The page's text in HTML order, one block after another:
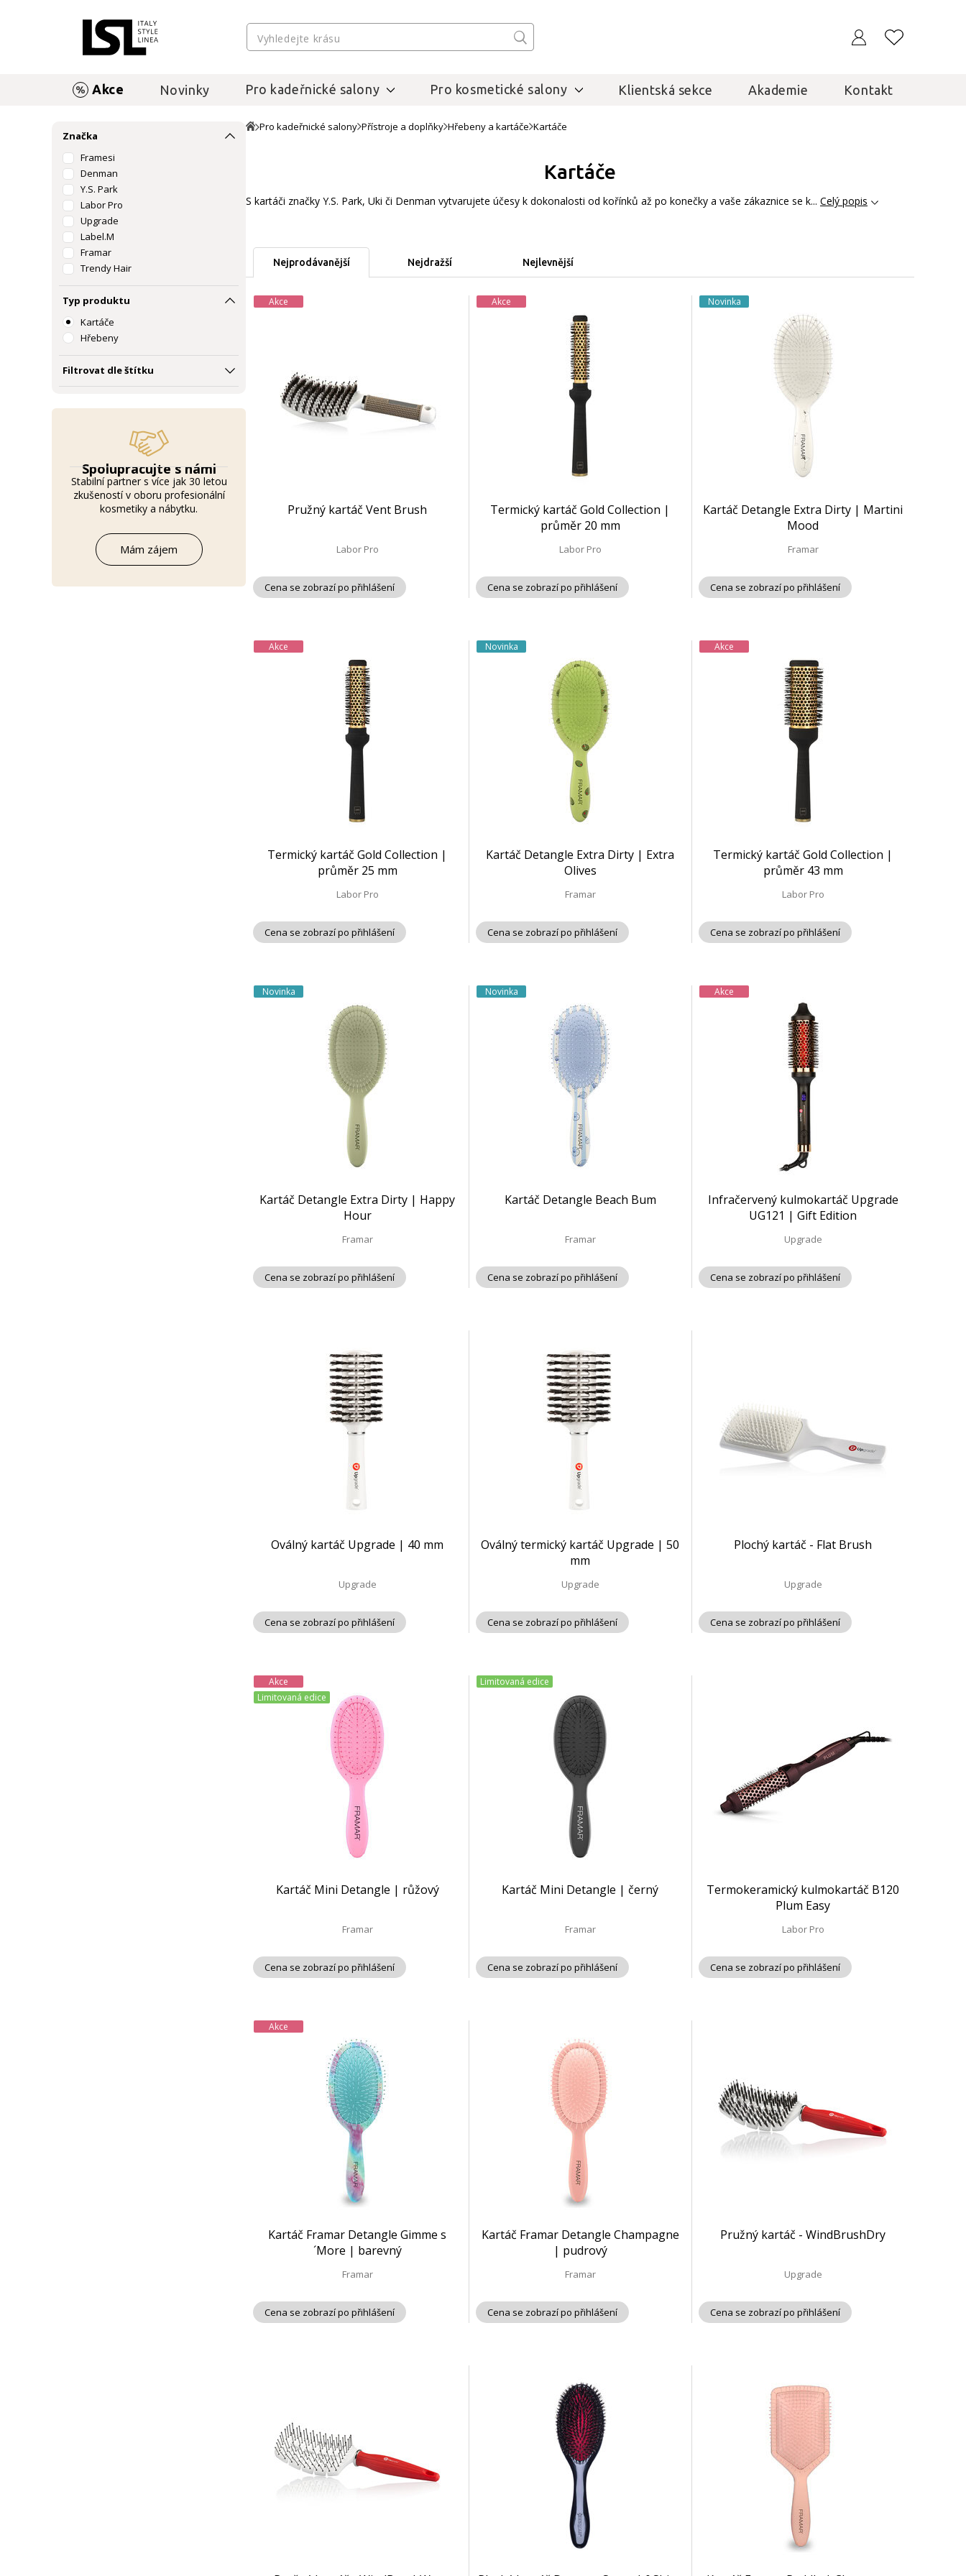
Akce Novinky Pro kadeřnické salony Pro kosmetické salony Klientská sekce Akademie Kontakt
Značka
Framesi
Denman
Y.S. Park
Labor Pro
Upgrade
Label.M
Framar
Trendy Hair
Typ produktu
Kartáče
Hřebeny
Filtrovat dle štítku
Spolupracujte s námi
Stabilní partner s více jak 30 letou
zkušeností v oboru profesionální
kosmetiky a nábytku.
Mám zájem
Pro kadeřnické salony Přístroje a doplňky Hřebeny a kartáče Kartáče
Kartáče
S kartáči značky Y.S. Park, Uki či Denman vytvarujete účesy k dokonalosti od kořínků až po konečky a vaše zákaznice se k... Celý popis
Nejprodávanější Nejdražší Nejlevnější
Akce
Pružný kartáč Vent Brush
Labor Pro
Cena se zobrazí po přihlášení
Akce
Termický kartáč Gold Collection |
průměr 20 mm
Labor Pro
Cena se zobrazí po přihlášení
Novinka
Kartáč Detangle Extra Dirty | Martini
Mood
Framar
Cena se zobrazí po přihlášení
Akce
Termický kartáč Gold Collection |
průměr 25 mm
Labor Pro
Cena se zobrazí po přihlášení
Novinka
Kartáč Detangle Extra Dirty | Extra
Olives
Framar
Cena se zobrazí po přihlášení
Akce
Termický kartáč Gold Collection |
průměr 43 mm
Labor Pro
Cena se zobrazí po přihlášení
Novinka
Kartáč Detangle Extra Dirty | Happy
Hour
Framar
Cena se zobrazí po přihlášení
Novinka
Kartáč Detangle Beach Bum
Framar
Cena se zobrazí po přihlášení
Akce
Infračervený kulmokartáč Upgrade
UG121 | Gift Edition
Upgrade
Cena se zobrazí po přihlášení
Oválný kartáč Upgrade | 40 mm
Upgrade
Cena se zobrazí po přihlášení
Oválný termický kartáč Upgrade | 50
mm
Upgrade
Cena se zobrazí po přihlášení
Plochý kartáč - Flat Brush
Upgrade
Cena se zobrazí po přihlášení
Akce
Limitovaná edice
Kartáč Mini Detangle | růžový
Framar
Cena se zobrazí po přihlášení
Limitovaná edice
Kartáč Mini Detangle | černý
Framar
Cena se zobrazí po přihlášení
Termokeramický kulmokartáč B120
Plum Easy
Labor Pro
Cena se zobrazí po přihlášení
Akce
Kartáč Framar Detangle Gimme s
´More | barevný
Framar
Cena se zobrazí po přihlášení
Kartáč Framar Detangle Champagne
| pudrový
Framar
Cena se zobrazí po přihlášení
Pružný kartáč - WindBrushDry
Upgrade
Cena se zobrazí po přihlášení